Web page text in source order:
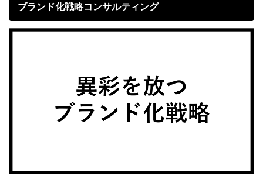
ブランド化戦略コンサルティング